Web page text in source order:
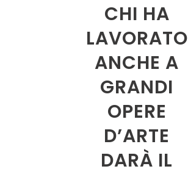
CHI HA
LAVORATO
ANCHE A
GRANDI
OPERE
D’ARTE
DARÀ IL